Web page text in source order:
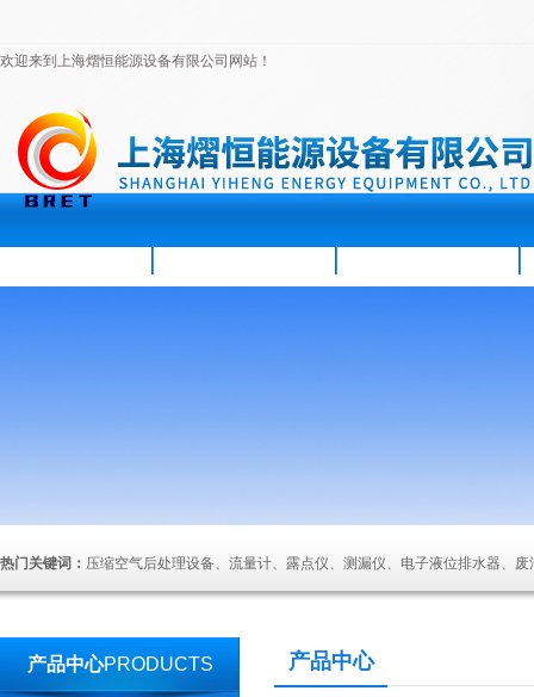
欢迎来到上海熠恒能源设备有限公司网站！
热门关键词： 压缩空气后处理设备、流量计、露点仪、测漏仪、电子液位排水器、
产品中心PRODUCTS 产品中心